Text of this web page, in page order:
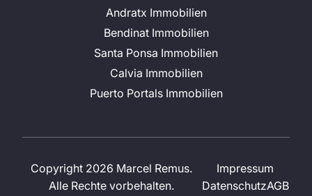
Andratx Immobilien
Bendinat Immobilien
Santa Ponsa Immobilien
Calvia Immobilien
Puerto Portals Immobilien
Copyright 2026 Marcel Remus.
Alle Rechte vorbehalten.
Impressum
DatenschutzAGB